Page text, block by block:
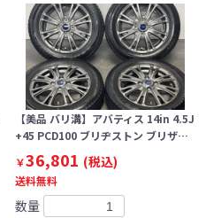
【美品 バリ溝】アバティス 14in 4.5J
+45 PCD100 ブリヂストン ブリザ…
￥36,801 (税込)
送料無料
数量